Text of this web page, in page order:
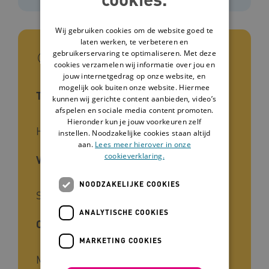
In het kort
Type tool
Hulpmateriaal
Voor wie
Stafmedewerkers, Zorgmanagers
Cliëntgroep
Mensen met een beperking
Wij gebruiken cookies om de website goed te
laten werken, te verbeteren en
gebruikerservaring te optimaliseren. Met deze
cookies verzamelen wij informatie over jou en
jouw internetgedrag op onze website, en
mogelijk ook buiten onze website. Hiermee
kunnen wij gerichte content aanbieden, video’s
afspelen en sociale media content promoten.
Hieronder kun je jouw voorkeuren zelf
instellen. Noodzakelijke cookies staan altijd
aan. Lees meer hierover in onze
cookieverklaring.
NOODZAKELIJKE COOKIES
ANALYTISCHE COOKIES
MARKETING COOKIES